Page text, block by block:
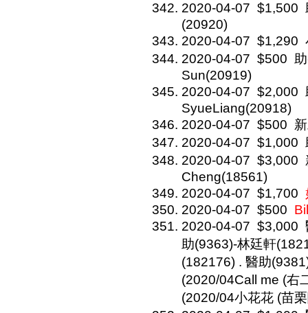
2020-04-07 $1,500
(20920)
2020-04-07 $1,290
2020-04-07 $500
Sun(20919)
2020-04-07 $2,000
SyueLiang(20918)
2020-04-07 $500
2020-04-07 $1,000
2020-04-07 $3,000
Cheng(18561)
2020-04-07 $1,700
2020-04-07 $500
2020-04-07 $3,000
助(9363)-林廷軒
(182176) . 醫助
(2020/04Call me (右
(2020/04小花花 (苗